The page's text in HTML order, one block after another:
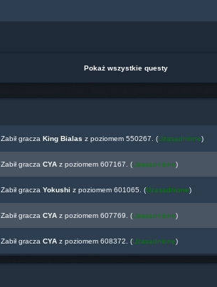
Pokaż wszystkie questy
Zabił gracza King Bialas z poziomem 550267. (Uzasadnione)
Zabił gracza CYAz poziomem 607167. (Uzasadnione)
Zabił gracza Yokushi z poziomem 601065. (Uzasadnione)
Zabił gracza CYAz poziomem 607769. (Uzasadnione)
Zabił gracza CYAz poziomem 608372. (Uzasadnione)